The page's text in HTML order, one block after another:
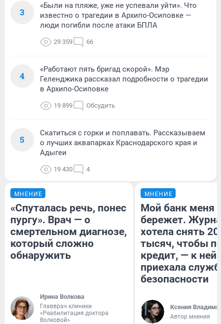
3
«Были на пляже, уже не успевали уйти». Что
известно о трагедии в Архипо-Осиповке —
люди погибли после атаки БПЛА
29 359 66
4
«Работают пять бригад скорой». Мэр
Геленджика рассказал подробности о трагедии
в Архипо-Осиповке
19 899 Обсудить
5
Скатиться с горки и поплавать. Рассказываем
о лучших аквапарках Краснодарского края и
Адыгеи
19 430 4
МНЕНИЕ
«Спуталась речь, понес
пургу». Врач — о
смертельном диагнозе,
который сложно
обнаружить
Ирина Волкова
Главврач клиники
«Реабилитация доктора
Волковой»
МНЕНИЕ
Мой банк меня
бережет.
хотела снять
тысяч, чтобы
кредит, — к
приехала
безопасности
Ксения
Автор мнения